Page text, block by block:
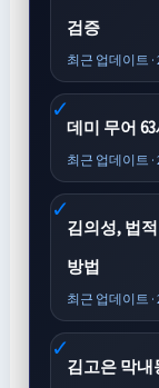
검증
최근 업데이트 ·
데미 무어
최근 업데이트 ·
김의성, 법
방법
최근 업데이트 ·
김고은 막